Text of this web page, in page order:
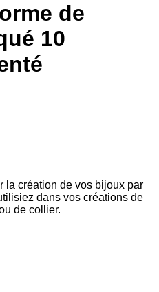
de
10
la création de vos bijoux par
dans vos créations de
de collier.